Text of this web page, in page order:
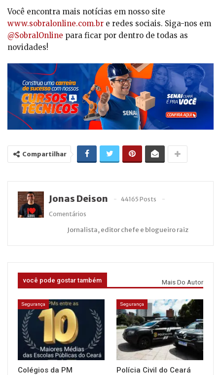
Você encontra mais notícias em nosso site
www.sobralonline.com.br e redes sociais. Siga-nos em
@SobralOnline para ficar por dentro de todas as
novidades!
Compartilhar
Jonas Deison
44165 Posts
Comentários
Jornalista, editor chefe e blogueiro raiz
você pode gostar também Mais Do Autor
Segurança
Colégios da PM
Segurança
Polícia Civil do Ceará